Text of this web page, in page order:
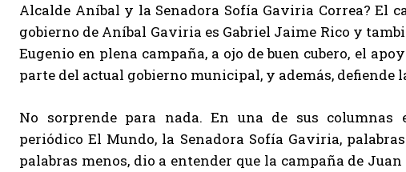
Alcalde Aníbal y la Senadora Sofía Gaviria Correa? El
gobierno de Aníbal Gaviria es Gabriel Jaime Rico y
Eugenio en plena campaña, a ojo de buen cubero, el
parte del actual gobierno municipal, y además, defiende
No sorprende para nada. En una de sus columnas
periódico El Mundo, la Senadora Sofía Gaviria,
palabras menos, dio a entender que la campaña de